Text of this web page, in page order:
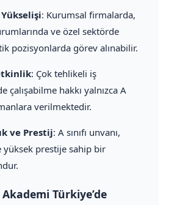
: Kurumsal firmalarda,
ve özel sektörde
pozisyonlarda görev alınabilir.
: Çok tehlikeli iş
çalışabilme hakkı yalnızca A
verilmektedir.
ve Prestij: A sınıfı unvanı,
yüksek prestije sahip bir
Türkiye’de